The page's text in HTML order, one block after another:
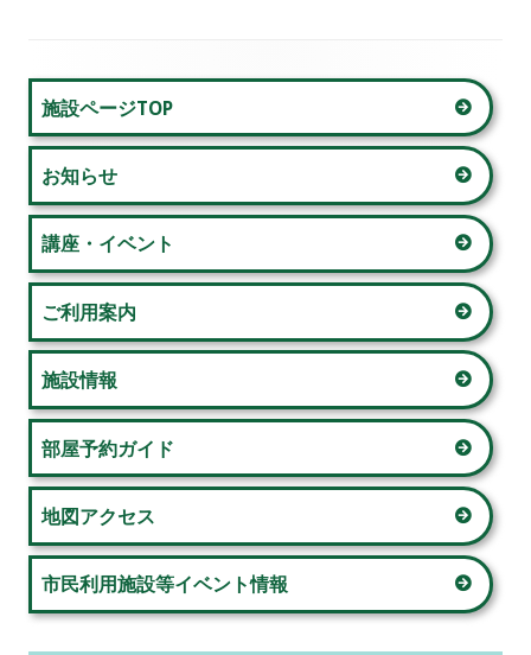
ー
シ
ョ
ン
メ
イ
ン
サ
イ
ド
バ
ー
施設ページTOP
お知らせ
講座・イベント
ご利用案内
施設情報
部屋予約ガイド
地図アクセス
市民利用施設等イベント情報